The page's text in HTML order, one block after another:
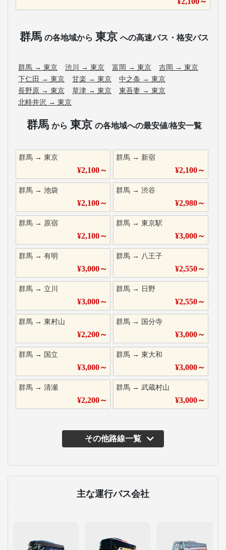
群馬 の各地域から 東京 への高速バス・格安バス
群馬 → 東京 渋川 → 東京 富岡 → 東京 吉岡 → 東京
下仁田 → 東京 甘楽 → 東京 中之条 → 東京
長野原 → 東京 草津 → 東京 東吾妻 → 東京
北軽井沢 → 東京
群馬 から 東京 の各地域への最安値/格安一覧
群馬 → 東京
¥2,100～
群馬 → 新宿
¥2,100～
群馬 → 池袋
¥2,100～
群馬 →渋谷
¥2,980～
群馬 → 原宿
¥2,100～
群馬 →東京駅
¥3,000～
群馬 → 有明
¥3,000～
群馬 → 八王子
¥2,550～
群馬 → 立川
¥3,000～
群馬 → 日野
¥2,550～
群馬 → 東村山
¥2,200～
群馬 → 国分寺
¥3,000～
群馬 → 国立
¥3,000～
群馬 →東大和
¥3,000～
群馬 → 清瀬
¥2,200～
群馬 →武蔵村山
¥3,000～
その他路線一覧
主な運行バス会社